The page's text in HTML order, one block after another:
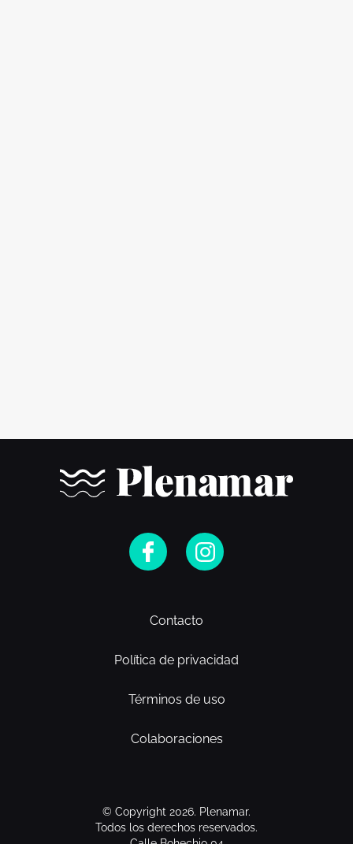
Contacto
Política de privacidad
Términos de uso
Colaboraciones
© Copyright 2026. Plenamar.
Todos los derechos reservados.